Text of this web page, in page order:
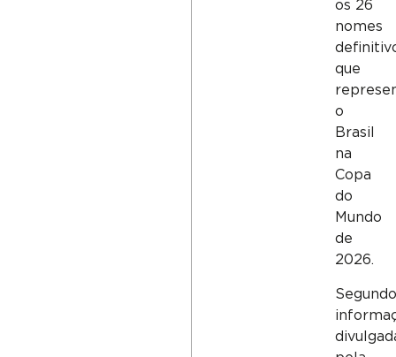
os 26
nomes
que
o
Brasil
na
Copa
do
Mundo
de
2026.
Segundo